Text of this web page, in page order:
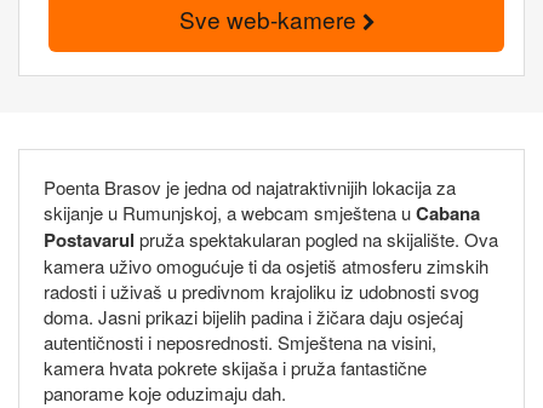
Sve web-kamere
Poenta Brasov je jedna od najatraktivnijih lokacija za
skijanje u Rumunjskoj, a webcam smještena uCabana
Postavarul pruža spektakularan pogled na skijalište. Ova
kamera uživo omogućuje ti da osjetiš atmosferu zimskih
radosti i uživaš u predivnom krajoliku iz udobnosti svog
doma. Jasni prikazi bijelih padina i žičara daju osjećaj
autentičnosti i neposrednosti. Smještena na visini,
kamera hvata pokrete skijaša i pruža fantastične
panorame koje oduzimaju dah.